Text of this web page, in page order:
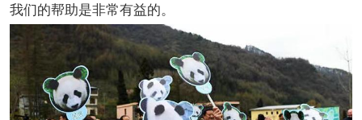
我们的帮助是非常有益的。